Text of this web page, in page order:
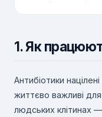
1. Як
Антибіотики
життєво важливі для
людських клітинах